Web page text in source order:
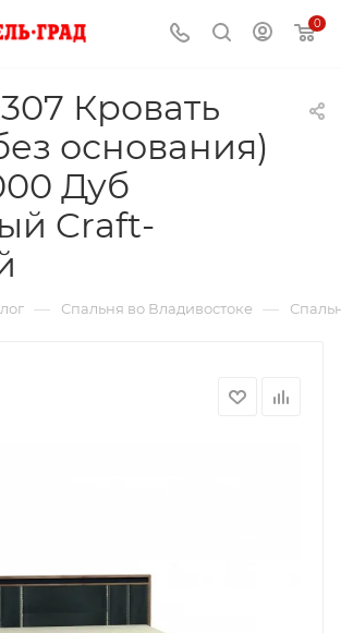
0
Кровать
основания)
Дуб
Craft-
— Спальня во Владивостоке —